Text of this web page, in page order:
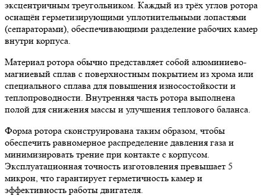
эксцентричным треугольником. Каждый из трёх углов ротора
оснащён герметизирующими уплотнительными лопастями
(сепараторами), обеспечивающими разделение рабочих камер
внутри корпуса.
Материал ротора обычно представляет собой алюминиево-
магниевый сплав с поверхностным покрытием из хрома или
специального сплава для повышения износостойкости и
теплопроводности. Внутренняя часть ротора выполнена
полой для снижения массы и улучшения теплового баланса.
Форма ротора сконструирована таким образом, чтобы
обеспечить равномерное распределение давления газа и
минимизировать трение при контакте с корпусом.
Эксплуатационная точность изготовления превышает 5
микрон, что гарантирует герметичность камер и
эффективность работы двигателя.